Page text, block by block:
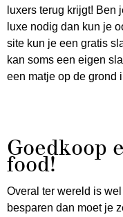
luxers terug krijgt! Ben
luxe nodig dan kun je
site kun je een gratis
kan soms een eigen
een matje op de grond
Goedkoop
food!
Overal ter wereld is
besparen dan moet je